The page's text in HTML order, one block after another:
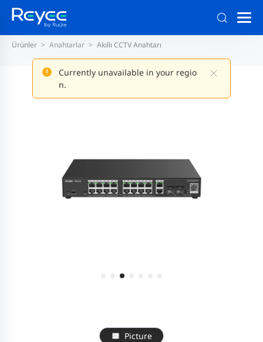
Currently unavailable in your regio
n.
Ürünler Anahtarlar Akıllı CCTV Anahtarı
Picture